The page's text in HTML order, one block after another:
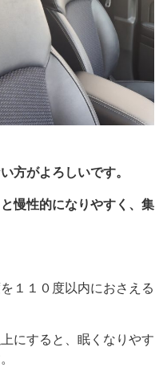
方がよろしいです。
慢性的になりやすく、集
１１０度以内におさえる
にすると、眠くなりやす